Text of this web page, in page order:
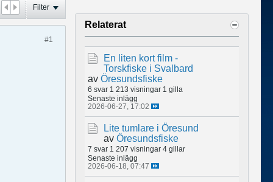
Filter
#1
Relaterat
En liten kort film -
Torskfiske i Svalbard
av Öresundsfiske
6 svar 1 213 visningar 1 gilla
Senaste inlägg
2026-06-27, 17:02
Lite tumlare i Öresund
av Öresundsfiske
7 svar 1 207 visningar 4 gillar
Senaste inlägg
2026-06-18, 07:47